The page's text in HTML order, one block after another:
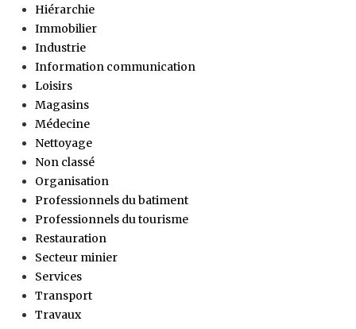
Hiérarchie
Immobilier
Industrie
Information communication
Loisirs
Magasins
Médecine
Nettoyage
Non classé
Organisation
Professionnels du batiment
Professionnels du tourisme
Restauration
Secteur minier
Services
Transport
Travaux